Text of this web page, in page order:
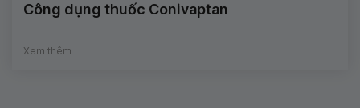
Công dụng thuốc Conivaptan
Xem thêm